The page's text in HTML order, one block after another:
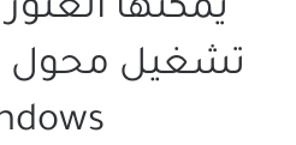
يمكنها
تشغيل محول